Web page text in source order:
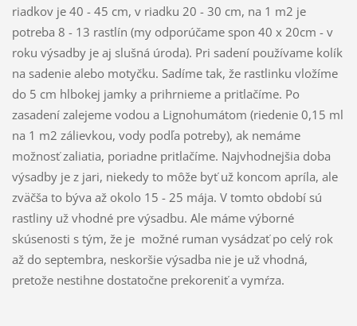
riadkov je 40 - 45 cm, v riadku 20 - 30 cm, na 1 m2 je
potreba 8 - 13 rastlín (my odporúčame spon 40 x 20cm - v
roku výsadby je aj slušná úroda). Pri sadení používame kolík
na sadenie alebo motyčku. Sadíme tak, že rastlinku vložíme
do 5 cm hlbokej jamky a prihrnieme a pritlačíme. Po
zasadení zalejeme vodou a Lignohumátom (riedenie 0,15 ml
na 1 m2 zálievkou, vody podľa potreby), ak nemáme
možnosť zaliatia, poriadne pritlačíme. Najvhodnejšia doba
výsadby je z jari, niekedy to môže byť už koncom apríla, ale
zväčša to býva až okolo 15 - 25 mája. V tomto období sú
rastliny už vhodné pre výsadbu. Ale máme výborné
skúsenosti s tým, že je možné ruman vysádzať po celý rok
až do septembra, neskoršie výsadba nie je už vhodná,
pretože nestihne dostatočne prekoreniť a vymŕza.